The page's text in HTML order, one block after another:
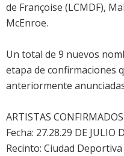
de Françoise (LCMDF),
McEnroe.
Un total de 9 nuevos
etapa de confirmaciones
anteriormente
ARTISTAS
Fecha: 27.28.29 DE JULIO
Recinto: Ciudad